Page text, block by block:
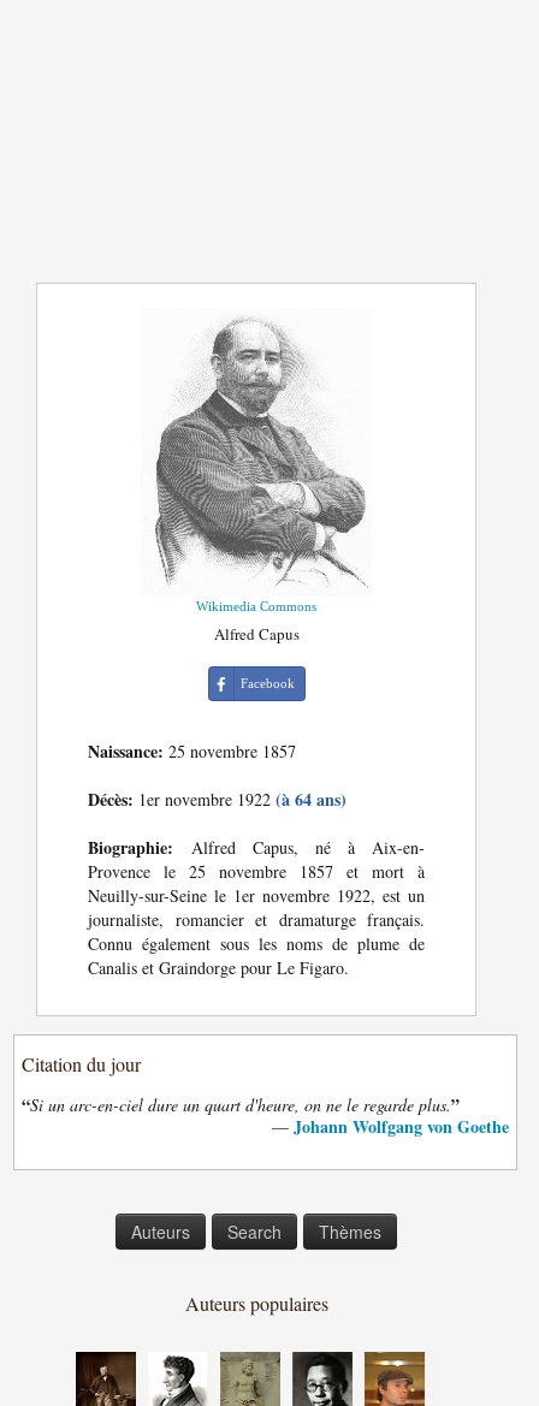
Wikimedia Commons
Alfred Capus
Facebook
Naissance: 25 novembre 1857
Décès: 1er novembre 1922(à 64 ans)
Biographie: Alfred Capus, né à Aix-en-
Provence le 25 novembre 1857 et mort à
Neuilly-sur-Seine le 1er novembre 1922, est un
journaliste, romancier et dramaturge français.
Connu également sous les noms de plume de
Canalis et Graindorge pour Le Figaro.
Citation du jour
“Si un arc-en-ciel dure un quart d'heure, on ne le regarde plus.”
— Johann Wolfgang von Goethe
Auteurs Search Thèmes
Auteurs populaires